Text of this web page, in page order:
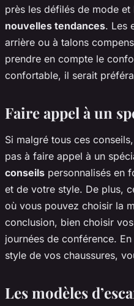
près les défilés de mode
nouvelles tendances. Les
arrière ou à talons
prendre en compte le
confortable, il serait
Faire appel à un
Si malgré tous ces
pas à faire appel à un
conseils personnalisés en
et de votre style. De plus,
où vous pouvez choisir la
conclusion, bien choisir
journées de conférence.
style de vos chaussures,
Les modèles